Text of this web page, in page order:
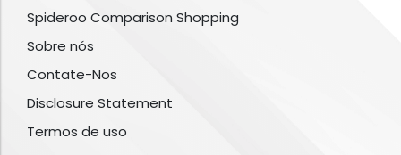
Spideroo Comparison Shopping
Sobre nós
Contate-Nos
Disclosure Statement
Termos de uso